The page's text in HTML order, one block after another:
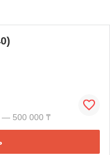
— 500 000 ₸